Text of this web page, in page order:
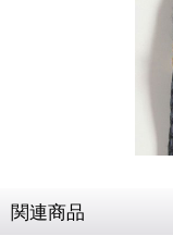
関連商品